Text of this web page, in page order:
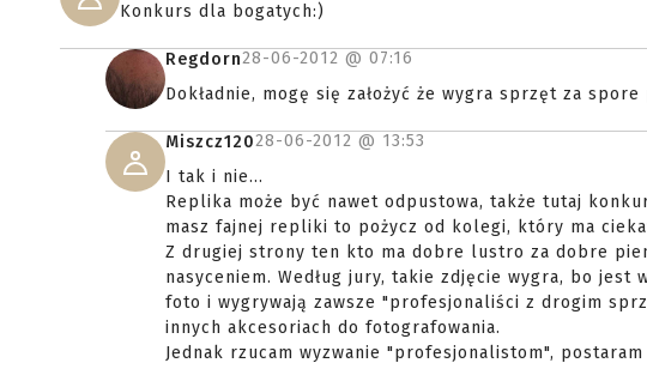
Konkurs dla bogatych:)
Regdorn28-06-2012 @ 07:16
Dokładnie, mogę się założyć że wygra sprzęt za
Miszcz12028-06-2012 @ 13:53
I tak i nie...
Replika może być nawet odpustowa, także tutaj
masz fajnej repliki to pożycz od kolegi, który ma
Z drugiej strony ten kto ma dobre lustro za dobre
nasyceniem. Według jury, takie zdjęcie wygra, bo
foto i wygrywają zawsze "profesjonaliści z drogim
innych akcesoriach do fotografowania.
Jednak rzucam wyzwanie "profesjonalistom",